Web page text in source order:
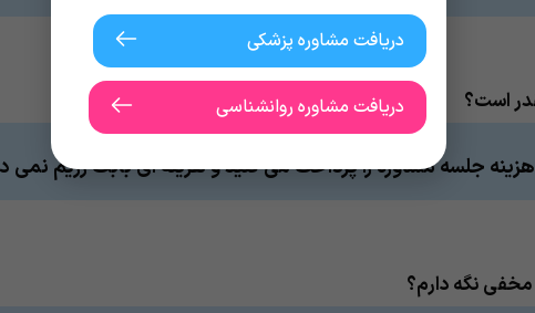
است؟
جلسه مشاوره را پرداخت می کنید و هزینه ای بابت رژیم نمی
مخفی نگه دارم؟
دریافت مشاوره پزشکی
دریافت مشاوره روانشناسی